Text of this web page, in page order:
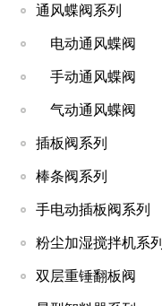
通风蝶阀系列
电动通风蝶阀
手动通风蝶阀
气动通风蝶阀
插板阀系列
棒条阀系列
手电动插板阀系列
粉尘加湿搅拌机系列
双层重锤翻板阀